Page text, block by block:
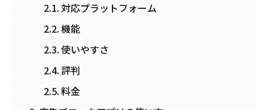
対応プラットフォーム
機能
使いやすさ
評判
料金